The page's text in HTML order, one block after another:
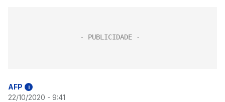
AFP i
22/10/2020 - 9:41